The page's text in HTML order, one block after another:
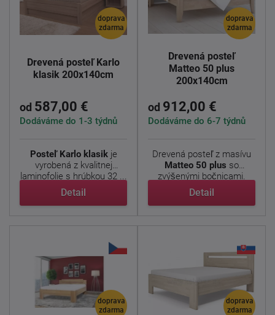
doprava
zdarma
Drevená posteľ Karlo
klasik 200x140cm
od 587,00 €
Dodáváme do 1-3 týdnů
Posteľ Karlo klasikje
vyrobená z kvalitnej
laminofolie s hrúbkou 32 ...
Detail
doprava
zdarma
Drevená posteľ
Matteo 50 plus
200x140cm
od 912,00 €
Dodáváme do 6-7 týdnů
Drevená posteľ z masívu
Matteo 50 plus so
zvýšenými bočnicami.
Jedná ...
Detail
doprava
zdarma
doprava
zdarma